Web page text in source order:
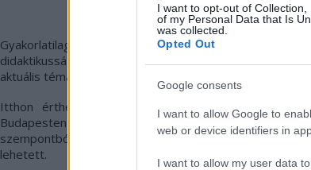
I want to opt-out of
of my Personal Data that Is
was collected.
Opted Out
Google consents
I want to allow Google to
web or device identifiers in
I want to allow my user data
Gyakorlatilag Az elit halálosztókolasz verziója, amely
didaktikussága helyett sokkal több teret hagy a
aktuális témák köré épít fel egy minőségi, és éppen
Itthon érthetetlen módon csak vidéki mozikban
Budapesten kívül élők is megérdemlik, hogy
szempontból), ennek megfelelően minden bizonnyal
lehetett.